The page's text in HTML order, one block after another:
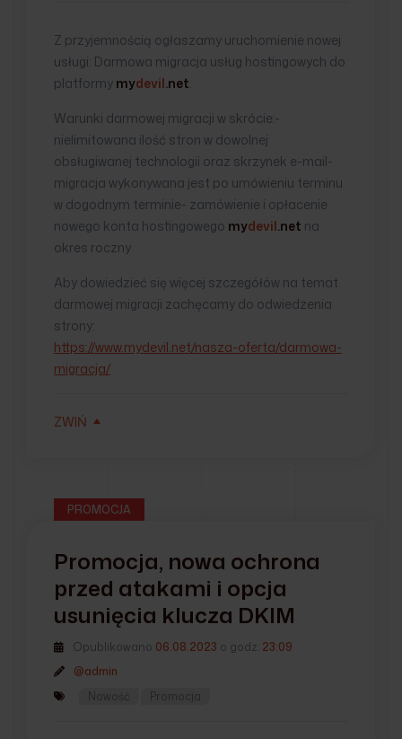
Z przyjemnością ogłaszamy uruchomienie nowej
usługi: Darmowa migracja usług hostingowych do
platformy mydevil .net
Warunki darmowej migracji w skrócie:-
nielimitowana ilość stron w dowolnej
obsługiwanej technologii oraz skrzynek e-mail-
migracja wykonywana jest po umówieniu terminu
w dogodnym terminie- zamówienie i opłacenie
nowego konta hostingowego mydevil .net na
okres roczny
Aby dowiedzieć się więcej szczegółów na temat
darmowej migracji zachęcamy do odwiedzenia
strony:
https://www.mydevil.net/nasza-oferta/darmowa-
migracja/
ZWIŃ
PROMOCJA
Promocja, nowa ochrona
przed atakami i opcja
usunięcia klucza DKIM
Opublikowano 06.08.2023 o godz. 23:09
@admin
Nowość
Promocja